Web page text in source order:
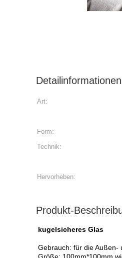
Detailinformationen
Art:
Form:
Technik:
Hervorheben:
Produkt-
kugelsicheres Glas
Gebrauch: für die Außen-